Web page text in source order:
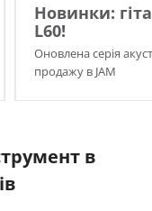
Новинки:
L60!
Оновлена серія
продажу в JAM
в